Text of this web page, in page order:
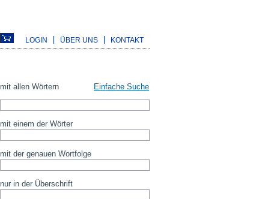
LOGIN ÜBER UNS KONTAKT
mit allen Wörtern Einfache Suche
mit einem der Wörter
mit der genauen Wortfolge
nur in der Überschrift